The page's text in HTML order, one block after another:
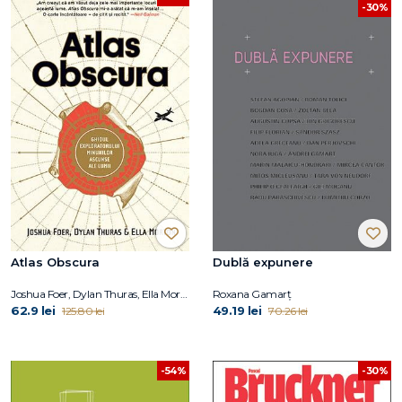
Atlas Obscura
Joshua Foer, Dylan Thuras, Ella Morton
62.9 lei 125.80 lei
-30%
Dublă expunere
Roxana Gamarţ
49.19 lei 70.26 lei
-54% -30%